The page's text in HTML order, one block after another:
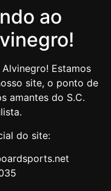
ao
Estamos
site, o ponto de
amantes do S.C.
do site: